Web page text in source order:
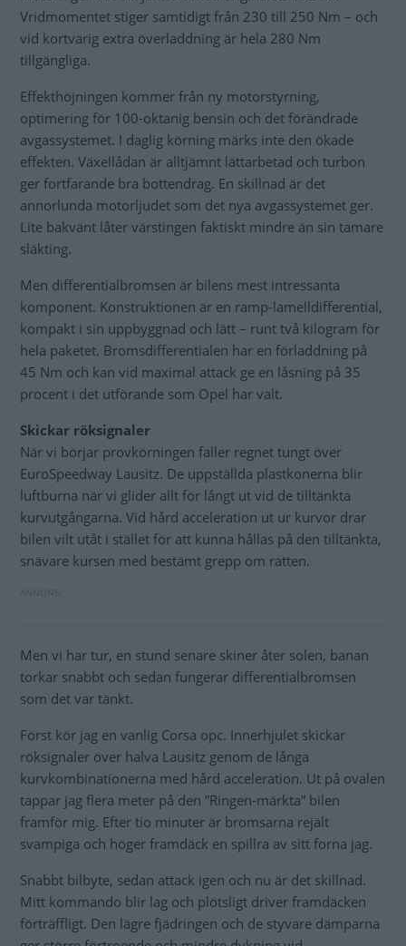
Vridmomentet stiger samtidigt från 230 till 250 Nm – och
vid kortvarig extra överladdning är hela 280 Nm
tillgängliga.
Effekthöjningen kommer från ny motorstyrning,
optimering för 100-oktanig bensin och det förändrade
avgassystemet. I daglig körning märks inte den ökade
effekten. Växellådan är alltjämnt lättarbetad och turbon
ger fortfarande bra bottendrag. En skillnad är det
annorlunda motorljudet som det nya avgassystemet ger.
Lite bakvänt låter värstingen faktiskt mindre än sin tamare
släkting.
Men differentialbromsen är bilens mest intressanta
komponent. Konstruktionen är en ramp-lamelldifferential,
kompakt i sin uppbyggnad och lätt – runt två kilogram för
hela paketet. Bromsdifferentialen har en förladdning på
45 Nm och kan vid maximal attack ge en låsning på 35
procent i det utförande som Opel har valt.
Skickar röksignaler
När vi börjar provkörningen faller regnet tungt över
EuroSpeedway Lausitz. De uppställda plastkonerna blir
luftburna när vi glider allt för långt ut vid de tilltänkta
kurvutgångarna. Vid hård acceleration ut ur kurvor drar
bilen vilt utåt i stället för att kunna hållas på den tilltänkta,
snävare kursen med bestämt grepp om ratten.
Men vi har tur, en stund senare skiner åter solen, banan
torkar snabbt och sedan fungerar differentialbromsen
som det var tänkt.
Först kör jag en vanlig Corsa opc. Innerhjulet skickar
röksignaler över halva Lausitz genom de långa
kurvkombinationerna med hård acceleration. Ut på ovalen
tappar jag flera meter på den ”Ringen-märkta” bilen
framför mig. Efter tio minuter är bromsarna rejält
svampiga och höger framdäck en spillra av sitt forna jag.
Snabbt bilbyte, sedan attack igen och nu är det skillnad.
Mitt kommando blir lag och plötsligt driver framdäcken
förträffligt. Den lägre fjädringen och de styvare dämparna